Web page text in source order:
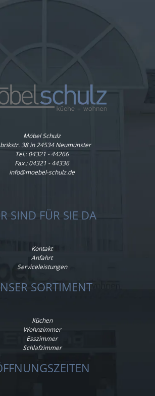
Möbel Schulz
38 in 24534 Neumünster
Tel.:04321 - 44266
Fax.: 04321 - 44336
info@moebel-schulz.de
SIND FÜR SIE DA
Kontakt
Anfahrt
Serviceleistungen
SORTIMENT
Küchen
Wohnzimmer
Esszimmer
Schlafzimmer